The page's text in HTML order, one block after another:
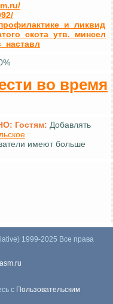
во время
Гостям: Добавлять
имеют больше
1999-2025 Все права
с Пользовательским